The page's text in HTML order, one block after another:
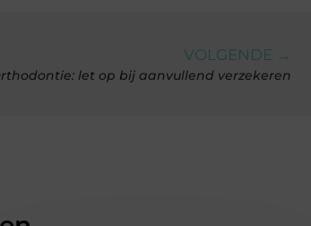
VOLGENDE →
let op bij aanvullend verzekeren